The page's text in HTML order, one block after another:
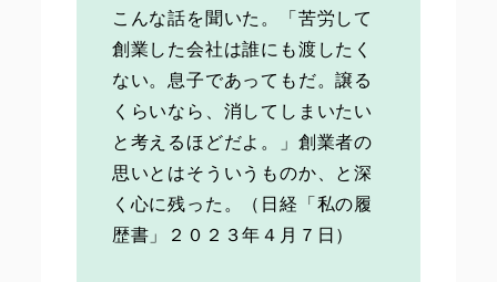
こんな話を聞いた。「苦労して
創業した会社は誰にも渡したく
ない。息子であってもだ。譲る
くらいなら、消してしまいたい
と考えるほどだよ。」創業者の
思いとはそういうものか、と深
く心に残った。（日経「私の履
歴書」２０２３年４月７日）